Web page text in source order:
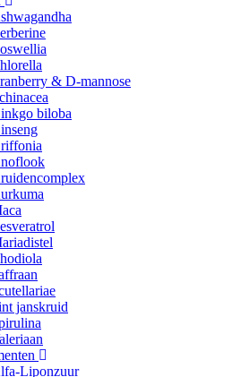
& D-mannose
biloba
janskruid
Liponzuur